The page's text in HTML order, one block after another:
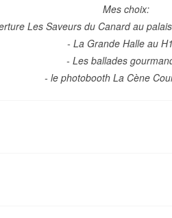
Mes choix:
Les Saveurs du Canard au
- La Grande Halle au
- Les ballades
- le photobooth La Cène